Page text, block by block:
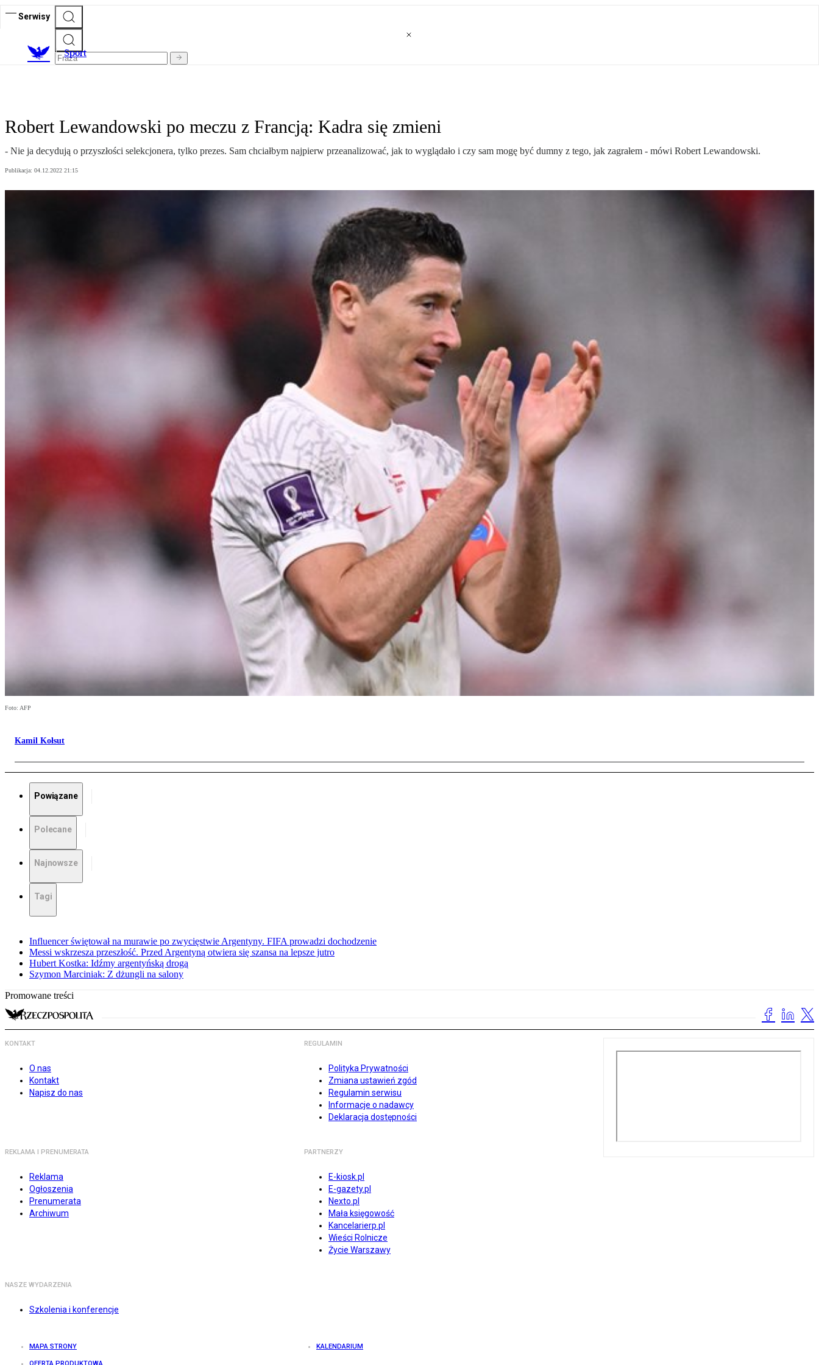
Serwisy
Sport
Robert Lewandowski po meczu z Francją: Kadra się zmieni
- Nie ja decydują o przyszłości selekcjonera, tylko prezes. Sam chciałbym najpierw przeanalizować, jak to wyglądało i czy sam mogę być dumny z tego, jak zagrałem - mówi Robert Lewandowski.
Publikacja: 04.12.2022 21:15
Foto: AFP
Kamil Kołsut
Powiązane
Polecane
Najnowsze
Tagi
Influencer świętował na murawie po zwycięstwie Argentyny. FIFA prowadzi dochodzenie
Messi wskrzesza przeszłość. Przed Argentyną otwiera się szansa na lepsze jutro
Hubert Kostka: Idźmy argentyńską drogą
Szymon Marciniak: Z dżungli na salony
Promowane treści
KONTAKT
O nas
Kontakt
Napisz do nas
REGULAMIN
Polityka Prywatności
Zmiana ustawień zgód
Regulamin serwisu
Informacje o nadawcy
Deklaracja dostępności
REKLAMA I PRENUMERATA
Reklama
Ogłoszenia
Prenumerata
Archiwum
PARTNERZY
E-kiosk.pl
E-gazety.pl
Nexto.pl
Mała księgowość
Kancelarierp.pl
Wieści Rolnicze
Życie Warszawy
NASZE WYDARZENIA
Szkolenia i konferencje
MAPA STRONY KALENDARIUM